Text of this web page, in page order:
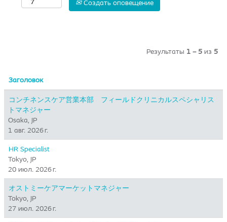
Создать оповещение
Результаты 1 – 5 из 5
Заголовок
コンチネンスケア営業本部 フィールドクリニカルスペシャリス
トマネジャー
Osaka, JP
1 авг. 2026 г.
HR Specialist
Tokyo, JP
20 июл. 2026 г.
オストミーケアマーケットマネジャー
Tokyo, JP
27 июл. 2026 г.